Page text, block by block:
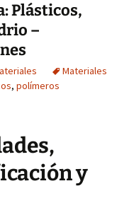
Plásticos,
–
Materiales
, polímeros
y